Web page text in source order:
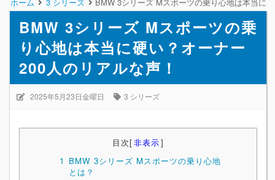
BMW 3シリーズ Mスポーツの乗
り心地は本当に硬い？オーナー
200人のリアルな声！
2025年5月23日金曜日 3 シリーズ
目次[非表示]
1 BMW 3シリーズ Mスポーツの乗り心地
とは？